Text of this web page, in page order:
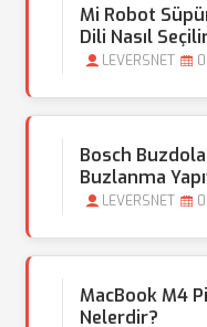
Mi Robot
Dili Nasıl
LEVERSNET
Bosch
Buzlanma
LEVERSNET
MacBook M4
Nelerdir?